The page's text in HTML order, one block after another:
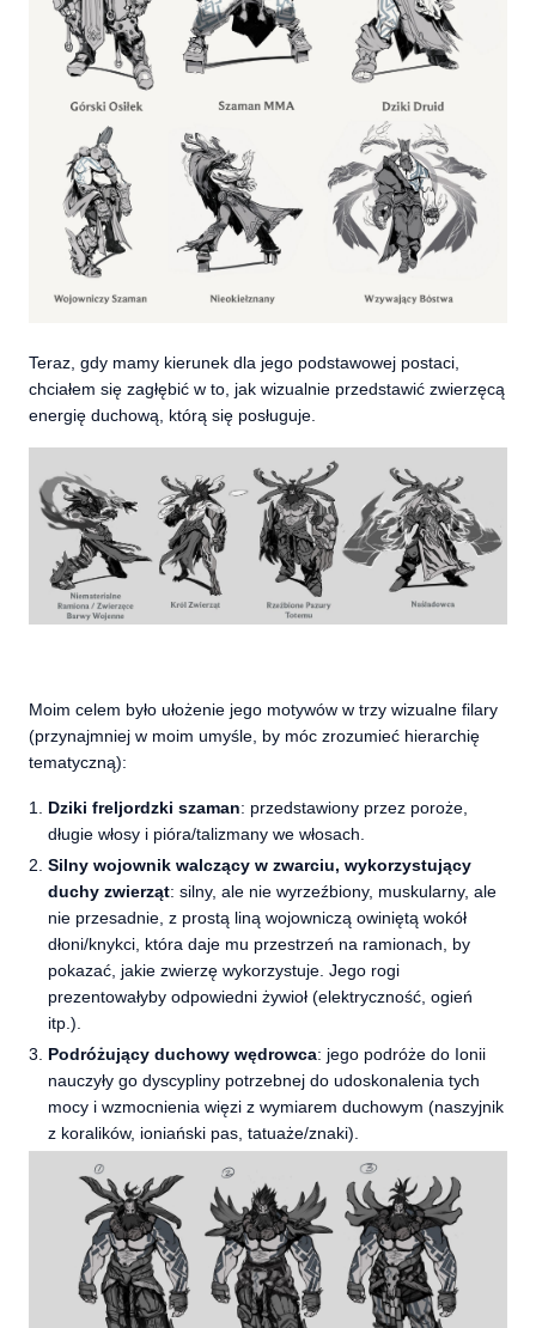
Teraz, gdy mamy kierunek dla jego podstawowej postaci,
chciałem się zagłębić w to, jak wizualnie przedstawić zwierzęcą
energię duchową, którą się posługuje.
Moim celem było ułożenie jego motywów w trzy wizualne filary
(przynajmniej w moim umyśle, by móc zrozumieć hierarchię
tematyczną):
Dziki freljordzki szaman: przedstawiony przez poroże,
długie włosy i pióra/talizmany we włosach.
Silny wojownik walczący w zwarciu, wykorzystujący
duchy zwierząt: silny, ale nie wyrzeźbiony, muskularny, ale
nie przesadnie, z prostą liną wojowniczą owiniętą wokół
dłoni/knykci, która daje mu przestrzeń na ramionach, by
pokazać, jakie zwierzę wykorzystuje. Jego rogi
prezentowałyby odpowiedni żywioł (elektryczność, ogień
itp.).
Podróżujący duchowy wędrowca: jego podróże do Ionii
nauczyły go dyscypliny potrzebnej do udoskonalenia tych
mocy i wzmocnienia więzi z wymiarem duchowym (naszyjnik
z koralików, ioniański pas, tatuaże/znaki).